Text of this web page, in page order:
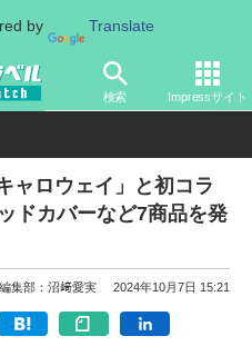
by Translate
検索 Impressサイト
国内エアライン JAL
ャロウェイ」と初コラ
ドカバーなど7商品を発
編集部：沼﨑愛実 2024年10月7日 15:21